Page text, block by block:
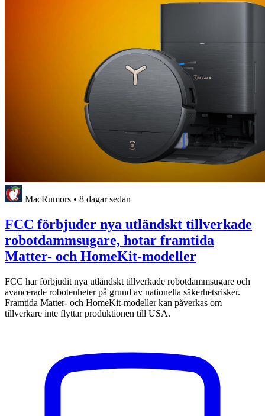
MacRumors • 8 dagar sedan
FCC förbjuder nya utländskt tillverkade
robotdammsugare, hotar framtida
Matter- och HomeKit-modeller
FCC har förbjudit nya utländskt tillverkade robotdammsugare och
avancerade robotenheter på grund av nationella säkerhetsrisker.
Framtida Matter- och HomeKit-modeller kan påverkas om
tillverkare inte flyttar produktionen till USA.